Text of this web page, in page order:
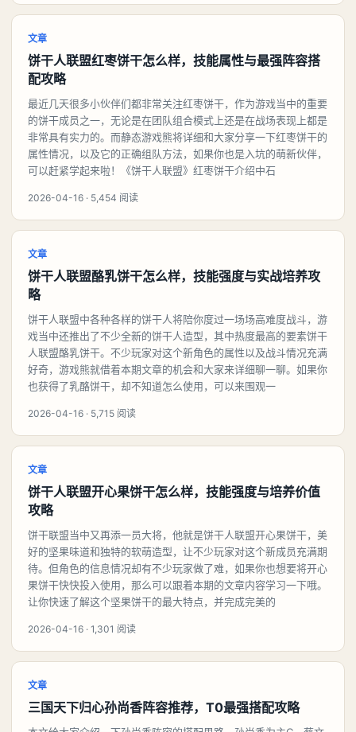
文章
饼干人联盟红枣饼干怎么样，技能属性与最强阵容搭
配攻略
最近几天很多小伙伴们都非常关注红枣饼干，作为游戏当中的重要
的饼干成员之一，无论是在团队组合模式上还是在战场表现上都是
非常具有实力的。而静态游戏熊将详细和大家分享一下红枣饼干的
属性情况，以及它的正确组队方法，如果你也是入坑的萌新伙伴，
可以赶紧学起来啦！《饼干人联盟》红枣饼干介绍中石
2026-04-16 · 5,454 阅读
文章
饼干人联盟酪乳饼干怎么样，技能强度与实战培养攻
略
饼干人联盟中各种各样的饼干人将陪你度过一场场高难度战斗，游
戏当中还推出了不少全新的饼干人造型，其中热度最高的要素饼干
人联盟酪乳饼干。不少玩家对这个新角色的属性以及战斗情况充满
好奇，游戏熊就借着本期文章的机会和大家来详细聊一聊。如果你
也获得了乳酪饼干，却不知道怎么使用，可以来围观一
2026-04-16 · 5,715 阅读
文章
饼干人联盟开心果饼干怎么样，技能强度与培养价值
攻略
饼干联盟当中又再添一员大将，他就是饼干人联盟开心果饼干，美
好的坚果味道和独特的软萌造型，让不少玩家对这个新成员充满期
待。但角色的信息情况却有不少玩家做了难，如果你也想要将开心
果饼干快快投入使用，那么可以跟着本期的文章内容学习一下哦。
让你快速了解这个坚果饼干的最大特点，并完成完美的
2026-04-16 · 1,301 阅读
文章
三国天下归心孙尚香阵容推荐，T0最强搭配攻略